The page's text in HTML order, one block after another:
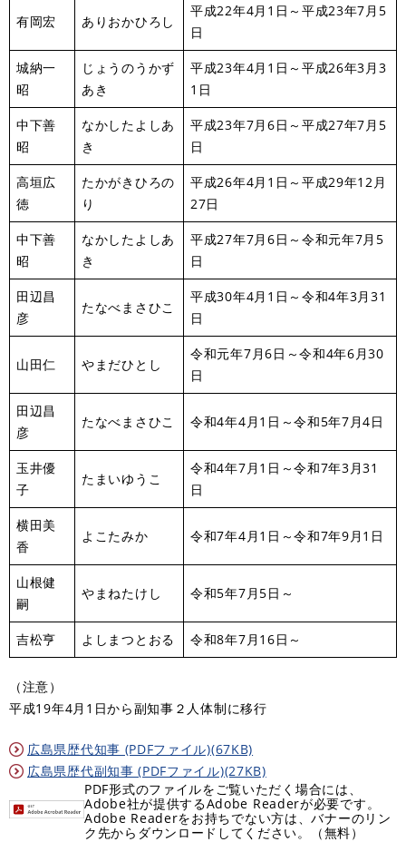
有岡宏 ありおかひろし
平成22年4月1日～平成23年7月5
日
城納一
昭
じょうのうかず
あき
平成23年4月1日～平成26年3月3
1日
中下善
昭
なかしたよしあ
き
平成23年7月6日～平成27年7月5
日
高垣広
徳
たかがきひろの
り
平成26年4月1日～平成29年12月
27日
中下善
昭
なかしたよしあ
き
平成27年7月6日～令和元年7月5
日
田辺昌
彦
たなべまさひこ
平成30年4月1日～令和4年3月31
日
山田仁 やまだひとし
令和元年7月6日～令和4年6月30
日
田辺昌
彦
たなべまさひこ 令和4年4月1日～令和5年7月4日
玉井優
子
たまいゆうこ
令和4年7月1日～令和7年3月31
日
横田美
香
よこたみか 令和7年4月1日～令和7年9月1日
山根健
嗣
やまねたけし 令和5年7月5日～
吉松亨 よしまつとおる 令和8年7月16日～
（注意）
平成19年4月1日から副知事２人体制に移行
広島県歴代知事 (PDFファイル)(67KB)
広島県歴代副知事 (PDFファイル)(27KB)
PDF形式のファイルをご覧いただく場合には、
Adobe社が提供するAdobe Readerが必要です。
Adobe Readerをお持ちでない方は、バナーのリン
ク先からダウンロードしてください。（無料）